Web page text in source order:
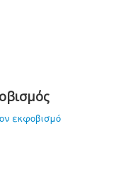
εκφοβισμό